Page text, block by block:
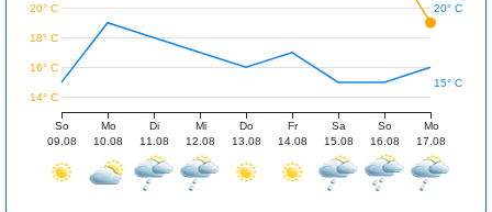
So
09.08
Mo
10.08
Di
11.08
Mi
12.08
Do
13.08
Fr
14.08
Sa
15.08
So
16.08
Mo
17.08
14° C
16° C
18° C
20° C
15° C
20° C